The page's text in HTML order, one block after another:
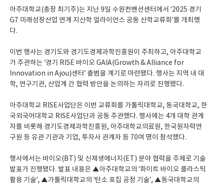
아주대학교(총장 최기주)는 지난 9일 수원컨벤션센터에서 ‘2025 경기
G7 미래성장산업 연계 지산학 얼라이언스 공동 산학교류회’를 개최했
다.
이번 행사는 경기도와 경기도경제과학진흥원이 주최하고, 아주대학교
가 주관하는 ‘경기 RISE 바이오 GAIA(Growth & Alliance for
Innovation in Ajou)센터’ 출범을 계기로 마련됐다. 행사는 지역 내 대
학, 연구기관, 산업계 간 협력 방안을 논의하는 자리로 진행됐다.
아주대학교 RISE사업단은 이번 교류회를 가톨릭대학교, 동국대학교, 한
국외국어대학교 RISE사업단과 공동 주관했다. 행사에는 4개 대학 관계
자를 비롯해 경기도경제과학진흥원, 아주대학교의료원, 한국원자력연
구원 등 유관 기관과 기업, 투자사 관계자 등 70여 명이 참석했다.
행사에서는 바이오(BT) 및 신재생에너지(ET) 분야 협력을 주제로 기술
발표가 진행됐다. 발표 내용은 ▲아주대학교의 ‘화이트 바이오 플라스틱
활용 기술’, ▲가톨릭대학교의 ‘탄소 포집 공정 기술’, ▲동국대학교의